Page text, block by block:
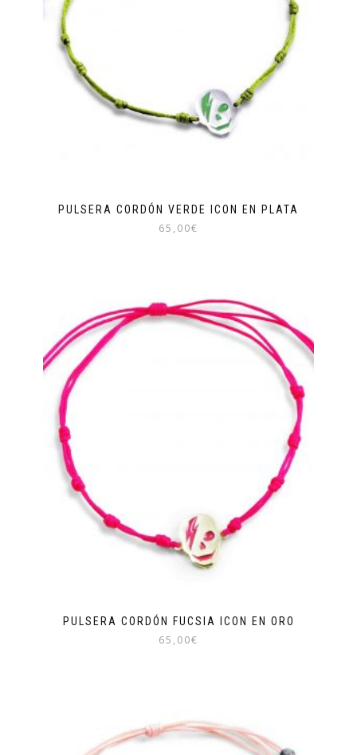
PULSERA CORDÓN VERDE ICON EN PLATA
65,00€
PULSERA CORDÓN FUCSIA ICON EN ORO
65,00€